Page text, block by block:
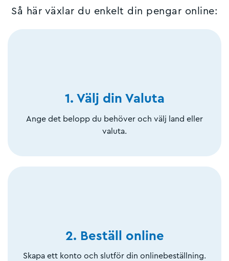
Så här växlar du enkelt din pengar online:
1. Välj din Valuta
Ange det belopp du behöver och välj land eller
valuta.
2. Beställ online
Skapa ett konto och slutför din onlinebeställning.